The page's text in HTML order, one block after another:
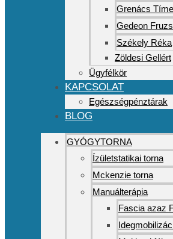
Grenács
Gedeon
Székely Réka
Zöldesi Gellért
Ügyfélkör
KAPCSOLAT
Egészségpénztárak
BLOG
GYÓGYTORNA
Ízületstatikai torna
Mckenzie torna
Manuálterápia
Fascia azaz